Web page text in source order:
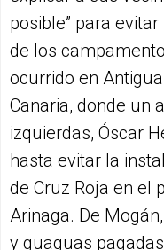
posible” para
de los
ocurrido en
Canaria, donde un
izquierdas, Óscar
hasta evitar la
de Cruz Roja en el
Arinaga. De
y guaguas